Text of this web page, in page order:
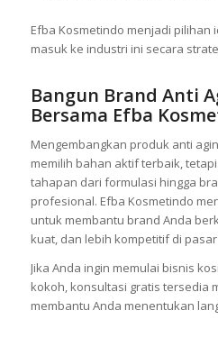
Efba Kosmetindo menjadi pilihan
masuk ke industri ini secara
Bangun Brand Anti
Bersama Efba
Mengembangkan produk anti
memilih bahan aktif terbaik,
tahapan dari formulasi hingga
profesional. Efba Kosmetindo
untuk membantu brand Anda
kuat, dan lebih kompetitif di
Jika Anda ingin memulai bisnis
kokoh, konsultasi gratis tersedia
membantu Anda menentukan